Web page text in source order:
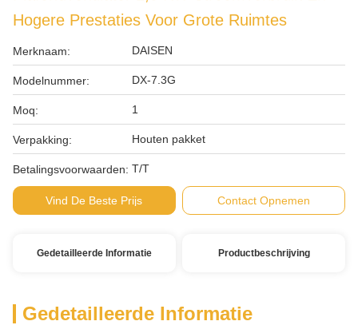
Hogere Prestaties Voor Grote Ruimtes
Merknaam: DAISEN
Modelnummer: DX-7.3G
Moq: 1
Verpakking: Houten pakket
Betalingsvoorwaarden: T/T
Vind De Beste Prijs Contact Opnemen
Gedetailleerde Informatie Productbeschrijving
Gedetailleerde Informatie